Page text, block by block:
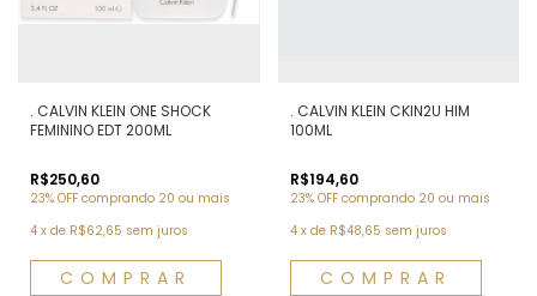
. CALVIN KLEIN ONE SHOCK
FEMININO EDT 200ML
R$250,60
23% OFF comprando 20 ou mais
4 x de R$62,65 sem juros
. CALVIN KLEIN CKIN2U HIM
100ML
R$194,60
23% OFF comprando 20 ou mais
4 x de R$48,65 sem juros